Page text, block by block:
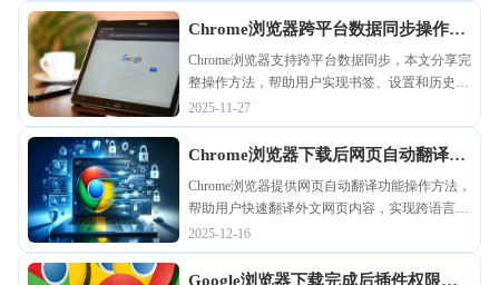
Chrome浏览器跨平台数据同步操作方
Chrome浏览器支持跨平台数据同步，本文分享完
整操作方法，帮助用户实现书签、设置和历史记
录多端一致，提升多设备使用体验。
2025-11-27
Chrome浏览器下载后网页自动翻译功
能操作方法
Chrome浏览器提供网页自动翻译功能操作方法，
帮助用户快速翻译外文网页内容，实现跨语言浏
览便捷，提高日常上网效率。
2025-12-16
Google浏览器下载完成后插件权限设